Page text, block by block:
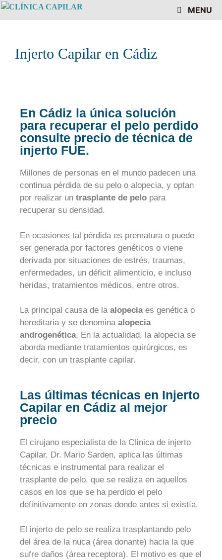
MENU
Injerto Capilar en Cádiz
En Cádiz la única solución
para recuperar el pelo perdido
consulte precio de técnica de
injerto FUE.
Millones de personas en el mundo padecen una
continua pérdida de su pelo o alopecia, y optan
por realizar un trasplante de pelo para
recuperar su densidad.
En ocasiones tal pérdida es prematura o puede
ser generada por factores genéticos o viene
derivada por situaciones de estrés, traumas,
enfermedades, un déficit alimenticio, e incluso
heridas, tratamientos médicos, entre otros.
La principal causa de la alopecia es genética o
hereditaria y se denomina alopecia
androgenética. En la actualidad, la alopecia se
aborda mediante tratamientos quirúrgicos, es
decir, con un trasplante capilar.
Las últimas técnicas en Injerto
Capilar en Cádiz al mejor
precio
El cirujano especialista de la Clínica de injerto
Capilar, Dr. Mario Sarden, aplica las últimas
técnicas e instrumental para realizar el
trasplante de pelo, que se realiza en aquellos
casos en los que se ha perdido el pelo
definitivamente en zonas donde antes si existía.
El injerto de pelo se realiza trasplantando pelo
del área de la nuca (área donante) hacia la que
sufre daños (área receptora). El motivo es que el